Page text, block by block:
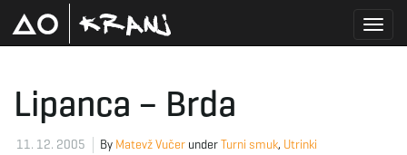
Lipanca – Brda
11. 12. 2005 By Matevž Vučer underTurni smuk, Utrinki